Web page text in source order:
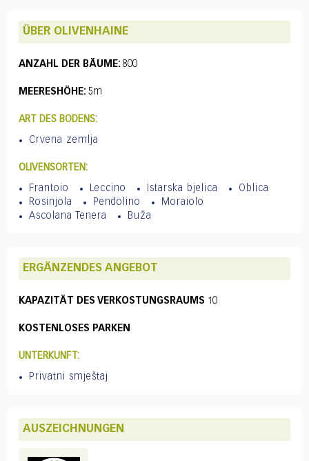
ÜBER OLIVENHAINE
ANZAHL DER BÄUME: 800
MEERESHÖHE: 5m
ART DES BODENS:
Crvena zemlja
OLIVENSORTEN:
Frantoio Leccino Istarska bjelica
Oblica
Rosinjola
Pendolino
Moraiolo
Ascolana Tenera
Buža
ERGÄNZENDES ANGEBOT
KAPAZITÄT DES VERKOSTUNGSRAUMS 10
KOSTENLOSES PARKEN
UNTERKUNFT:
Privatni smještaj
AUSZEICHNUNGEN